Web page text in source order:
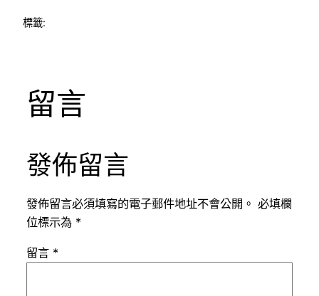
標籤:
留言
發佈留言
發佈留言必須填寫的電子郵件地址不會公開。 必填欄
位標示為 *
留言 *